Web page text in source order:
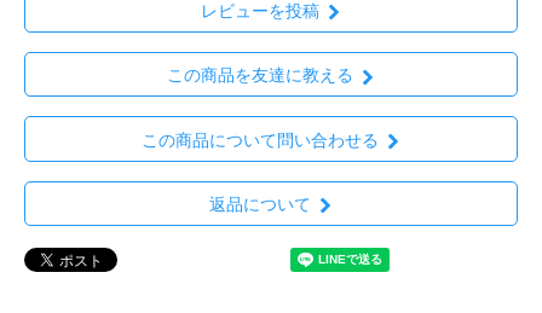
レビューを投稿
この商品を友達に教える
この商品について問い合わせる
返品について